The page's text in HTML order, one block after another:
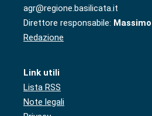
agr@regione.basilicata.it
Direttore responsabile:
Redazione
Link utili
Lista RSS
Note legali